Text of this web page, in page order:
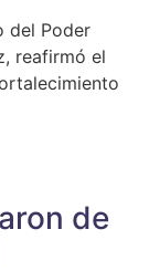
del Poder
reafirmó el
de